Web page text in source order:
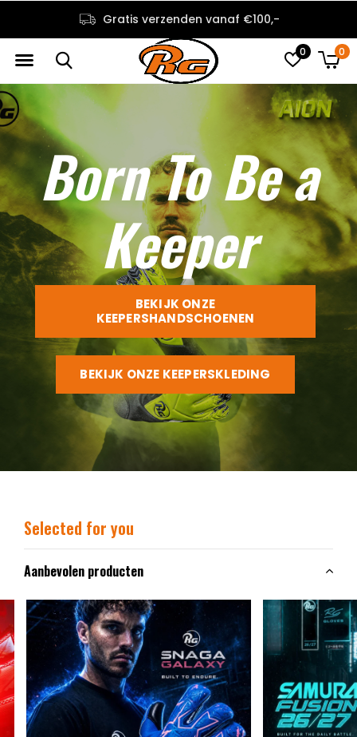
0 0
De beste kwaliteit voor de beste prijs
Born To Be a
Keeper
BEKIJK ONZE
KEEPERSHANDSCHOENEN
BEKIJK ONZE KEEPERSKLEDING
Selected for you
Aanbevolen producten